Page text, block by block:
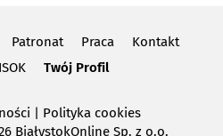
Patronat Praca
Kontakt
ISOK Twój Profil
| Polityka cookies
BiałystokOnline Sp. z o.o.